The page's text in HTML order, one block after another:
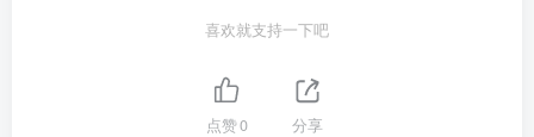
喜欢就支持一下吧
点赞0 分享